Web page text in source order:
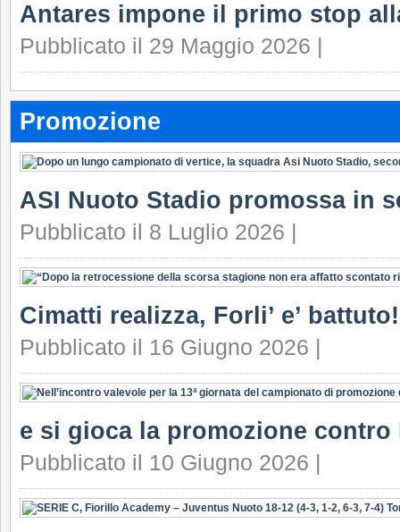
Antares impone il primo stop
Pubblicato il 29 Maggio 2026 |
Promozione
ASI Nuoto Stadio promossa in
Pubblicato il 8 Luglio 2026 |
Cimatti realizza, Forli’ e’ battuto!
Pubblicato il 16 Giugno 2026 |
e si gioca la promozione contro
Pubblicato il 10 Giugno 2026 |